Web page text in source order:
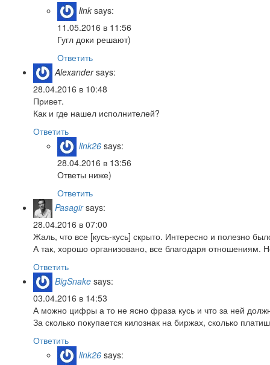
link says:
11.05.2016 в 11:56
Гугл доки решают)
Ответить
Alexander says:
28.04.2016 в 10:48
Привет.
Как и где нашел исполнителей?
Ответить
link26 says:
28.04.2016 в 13:56
Ответы ниже)
Ответить
Pasagir says:
28.04.2016 в 07:00
Жаль, что все [кусь-кусь] скрыто. Интересно и полезно
А так, хорошо организовано, все благодаря отношениям.
Ответить
BigSnake says:
03.04.2016 в 14:53
А можно цифры а то не ясно фраза кусь и что за ней
За сколько покупается килознак на биржах, сколько
Ответить
link26 says: